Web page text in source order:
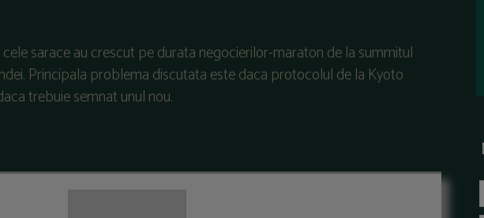
sarace au crescut pe durata negocierilor-maraton de la summitul
Principala problema discutata este daca protocolul de la Kyoto
trebuie semnat unul nou.